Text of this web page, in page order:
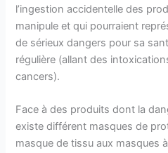
l’ingestion accidentelle des
manipule et qui pourraient
de sérieux dangers pour sa
régulière (allant des
cancers).
Face à des produits dont la
existe différent masques de
masque de tissu aux masques